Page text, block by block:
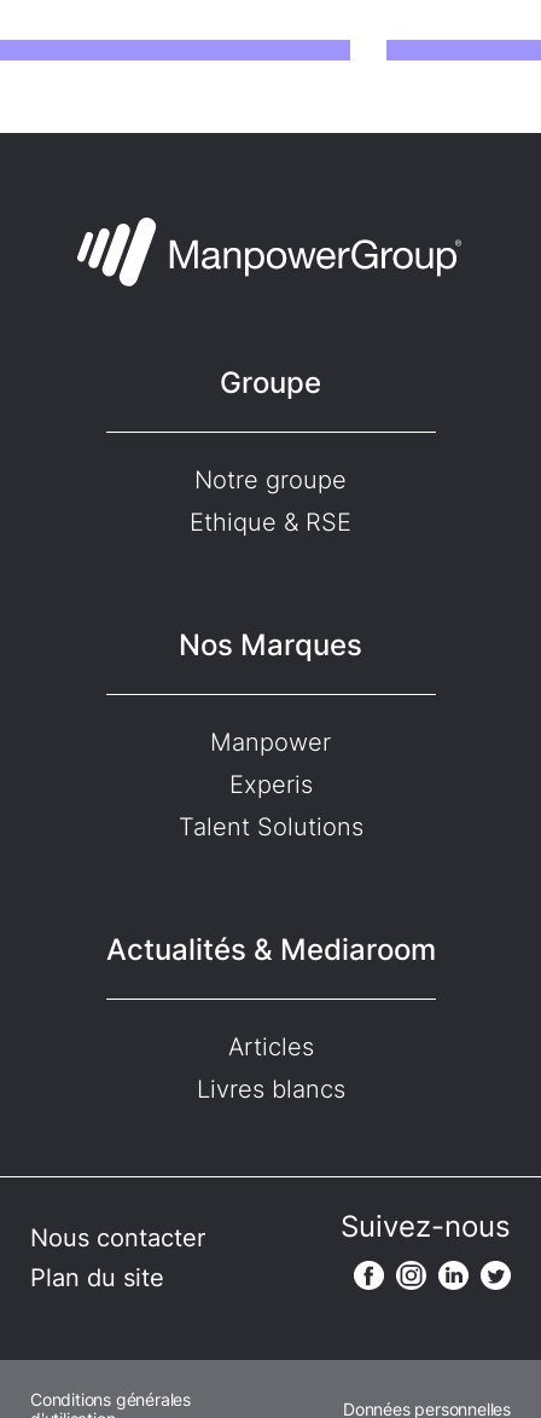
Groupe
Notre groupe
Ethique & RSE
Nos Marques
Manpower
Experis
Talent Solutions
Actualités & Mediaroom
Articles
Livres blancs
Nous contacter
Plan du site
Suivez-nous
Conditions générales
Données personnelles